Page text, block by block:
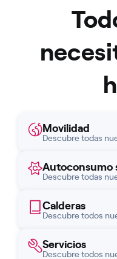
Movilidad
Descubre todas
Autoconsumo
Descubre todas
Calderas
Descubre todos
Servicios
Descubre todos